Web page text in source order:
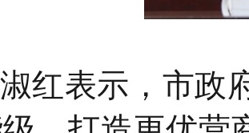
红表示，市政